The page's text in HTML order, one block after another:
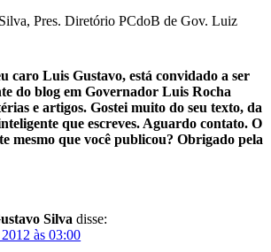
Pres. Diretório PCdoB de Gov. Luiz
caro Luis Gustavo, está convidado a ser
do blog em Governador Luis Rocha
e artigos. Gostei muito do seu texto, da
que escreves. Aguardo contato. O
mesmo que você publicou? Obrigado pela
Silva disse:
às 03:00